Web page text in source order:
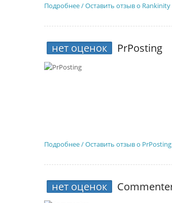
Подробнее / Оставить отзыв о Rankinity
нет оценок PrPosting
Подробнее / Оставить отзыв о PrPosting
нет оценок